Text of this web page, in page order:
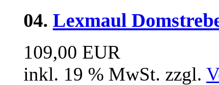
04. Lexmaul
109,00 EUR
inkl. 19 % MwSt. zzgl.